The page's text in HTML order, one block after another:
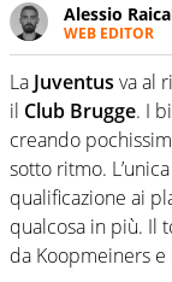
Alessio
WEB EDITOR
Un figlio che
di proprietà
Sport
mondo dello
La Juventus va al
il Club Brugge. I
creando
sotto ritmo.
qualificazione ai
qualcosa in più. Il
da Koopmeiners e